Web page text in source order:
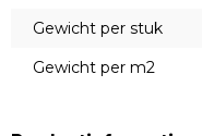
Gewicht per stuk
Gewicht per m2